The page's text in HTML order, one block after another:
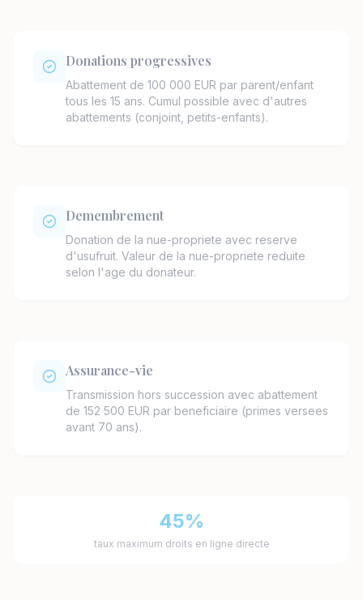
Donations progressives
Abattement de 100 000 EUR par parent/enfant
tous les 15 ans. Cumul possible avec d'autres
abattements (conjoint, petits-enfants).
Demembrement
Donation de la nue-propriete avec reserve
d'usufruit. Valeur de la nue-propriete reduite
selon l'age du donateur.
Assurance-vie
Transmission hors succession avec abattement
de 152 500 EUR par beneficiaire (primes versees
avant 70 ans).
45%
taux maximum droits en ligne directe